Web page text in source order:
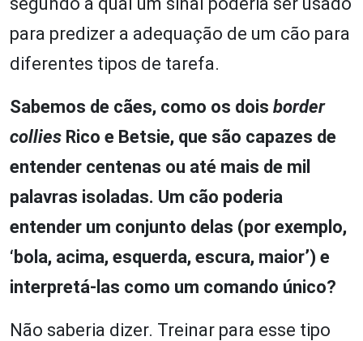
para predizer a adequação de um cão para
diferentes tipos de tarefa.
Sabemos de cães, como os dois border
collies Rico e Betsie, que são capazes de
entender centenas ou até mais de mil
palavras isoladas. Um cão poderia
entender um conjunto delas (por exemplo,
‘bola, acima, esquerda, escura, maior’) e
interpretá-las como um comando único?
Não saberia dizer. Treinar para esse tipo